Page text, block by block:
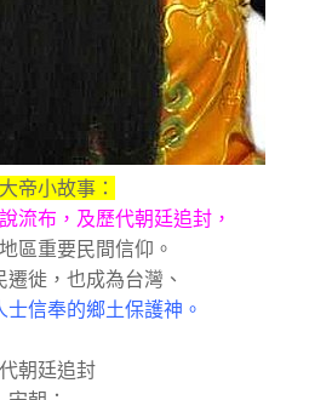
帝小故事：
流布，及歷代朝廷追封，
區重要民間信仰。
徙，也成為台灣、
信奉的鄉土保護神。
朝廷追封